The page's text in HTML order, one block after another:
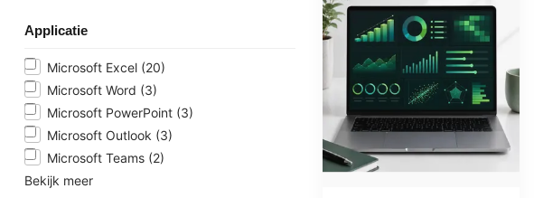
Applicatie
Microsoft Excel (20)
Microsoft Word (3)
Microsoft PowerPoint (3)
Microsoft Outlook (3)
Microsoft Teams (2)
Bekijk meer